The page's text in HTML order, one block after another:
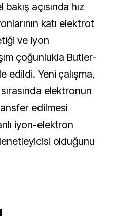
açısında hız
katı elektrot
ve iyon
çoğunlukla Butler-
edildi. Yeni çalışma,
elektronun
edilmesi
iyon-elektron
olduğunu